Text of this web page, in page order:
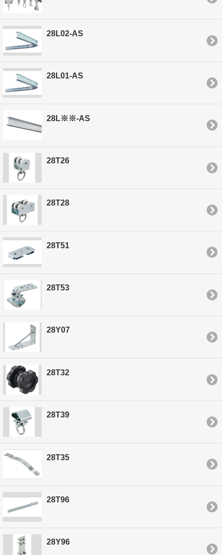
28L02-AS
28L01-AS
28L※※-AS
28T26
28T28
28T51
28T53
28Y07
28T32
28T39
28T35
28T96
28Y96